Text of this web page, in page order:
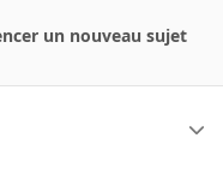
un nouveau sujet